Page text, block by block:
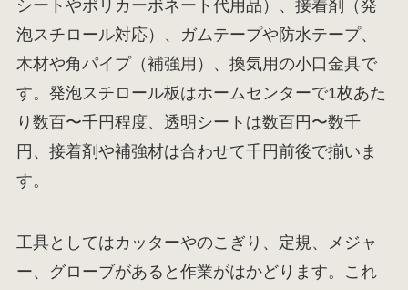
シートやポリカーボネート代用品）、接着剤（発
泡スチロール対応）、ガムテープや防水テープ、
木材や角パイプ（補強用）、換気用の小口金具で
す。発泡スチロール板はホームセンターで1枚あた
り数百〜千円程度、透明シートは数百円〜数千
円、接着剤や補強材は合わせて千円前後で揃いま
す。
工具としてはカッターやのこぎり、定規、メジャ
ー、グローブがあると作業がはかどります。これ